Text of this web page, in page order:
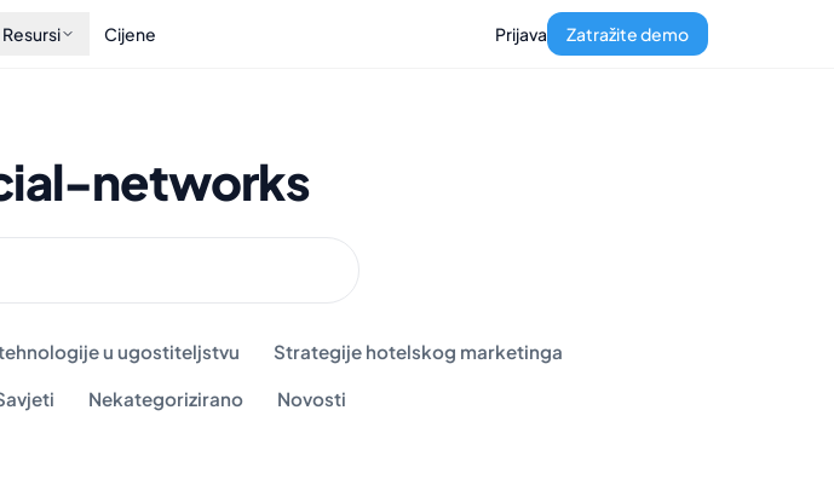
Resursi Cijene Prijava Zatražite demo
networks
u ugostiteljstvu Strategije hotelskog marketinga
Nekategorizirano Novosti